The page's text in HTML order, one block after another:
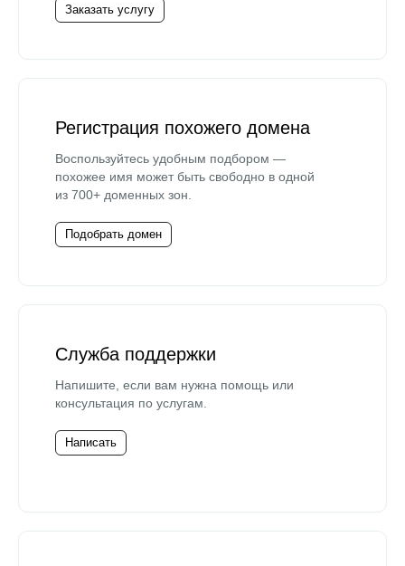
Заказать услугу
Регистрация похожего домена
Воспользуйтесь удобным подбором —
похожее имя может быть свободно в одной
из 700+ доменных зон.
Подобрать домен
Служба поддержки
Напишите, если вам нужна помощь или
консультация по услугам.
Написать